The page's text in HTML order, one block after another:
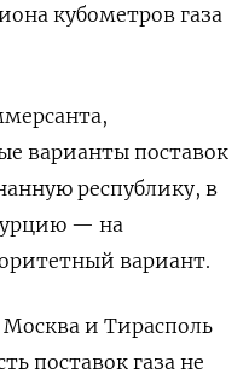
кубометров газа
варианты поставок
республику, в
— на
вариант.
Москва и Тирасполь
поставок газа не